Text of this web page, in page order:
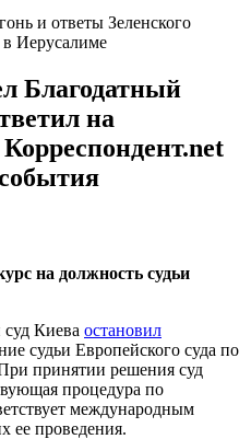
в Иерусалиме
Благодатный
на
на должность судьи
Киева остановил
судьи Европейского суда по
принятии решения суд
процедура по
международным
ее проведения.